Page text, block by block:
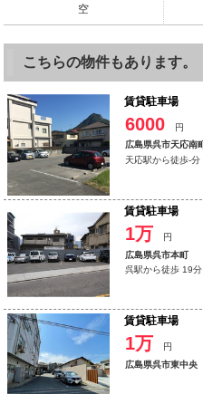
空
こちらの物件もあります。
賃貸駐車場
6000
円
広島県呉市天応南町
天応駅から徒歩-分
賃貸駐車場
1万
円
広島県呉市本町
呉駅から徒歩 19分
賃貸駐車場
1万
円
広島県呉市東中央